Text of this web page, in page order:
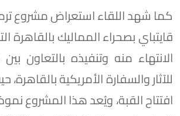
كما شهد اللقاء استعراض مشروع
قايتباي بصحراء المماليك بالقاهرة
الانتهاء منه وتنفيذه بالتعاون
للآثار والسفارة الأمريكية
افتتاح القبة، ويُعد هذا المشروع